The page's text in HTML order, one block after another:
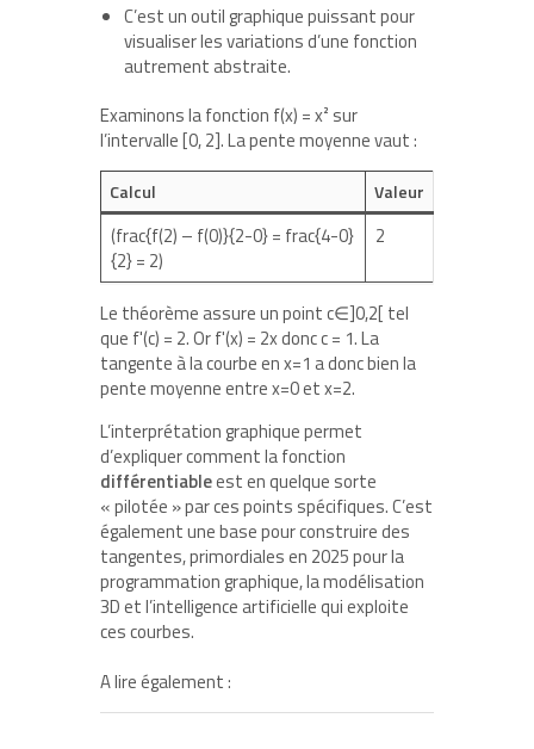
C’est un outil graphique puissant pour
visualiser les variations d’une fonction
autrement abstraite.
Examinons la fonction f(x) = x² sur
l’intervalle [0, 2]. La pente moyenne vaut :
Calcul Valeur
(frac{f(2) – f(0)}{2-0} = frac{4-0}
{2} = 2)
2
Le théorème assure un point c∈]0,2[ tel
que f'(c) = 2. Or f'(x) = 2x donc c = 1. La
tangente à la courbe en x=1 a donc bien la
pente moyenne entre x=0 et x=2.
L’interprétation graphique permet
d’expliquer comment la fonction
différentiableest en quelque sorte
« pilotée » par ces points spécifiques. C’est
également une base pour construire des
tangentes, primordiales en 2025 pour la
programmation graphique, la modélisation
3D et l’intelligence artificielle qui exploite
ces courbes.
A lire également :